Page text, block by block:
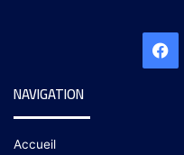
NAVIGATION
Accueil